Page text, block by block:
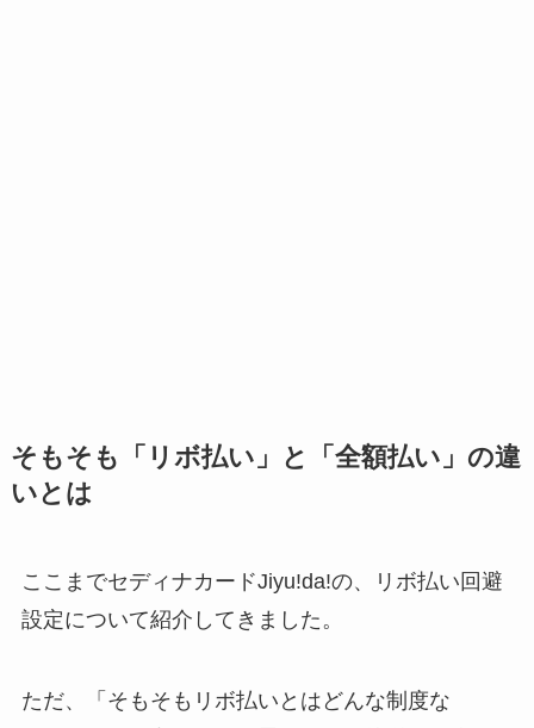
そもそも「リボ払い」と「全額払い」の違
いとは
ここまでセディナカードJiyu!da!の、リボ払い回避
設定について紹介してきました。
ただ、「そもそもリボ払いとはどんな制度な